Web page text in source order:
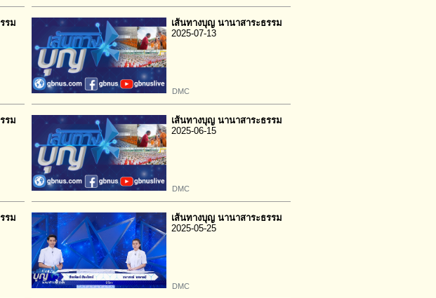
รม เส้นทางบุญ นานาสาระธรรม
2025-07-13
DMC
รม เส้นทางบุญ นานาสาระธรรม
2025-06-15
DMC
รม เส้นทางบุญ นานาสาระธรรม
2025-05-25
DMC